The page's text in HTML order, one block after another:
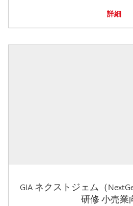
詳細
GIA ネクストジェム（
研修 小売業